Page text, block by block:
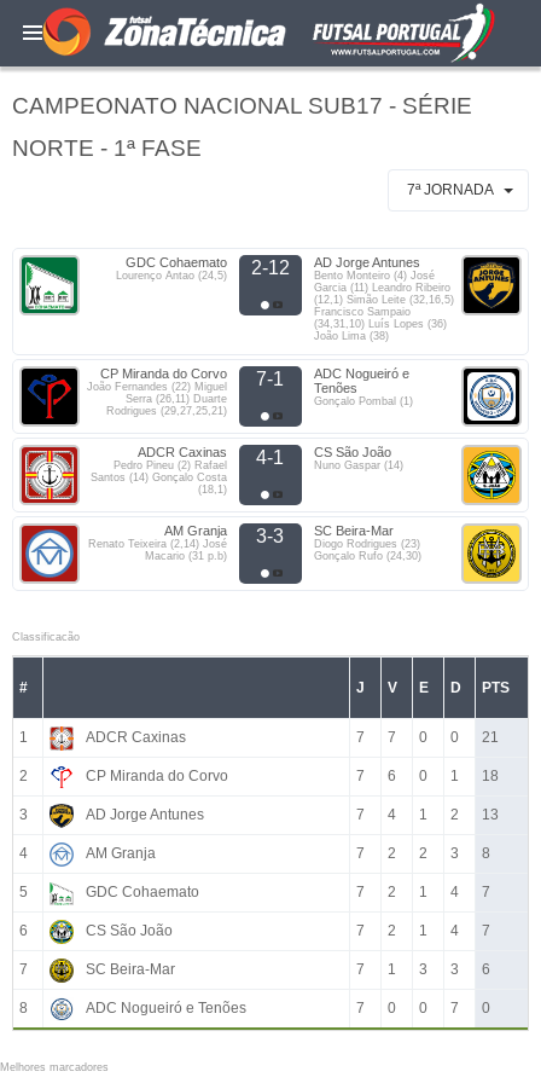
CAMPEONATO NACIONAL SUB17 - SÉRIE
NORTE - 1ª FASE
7ª JORNADA
GDC Cohaemato
Lourenço Antao (24,5) 2-12 AD Jorge Antunes
Bento Monteiro (4) José
Garcia (11) Leandro Ribeiro
(12,1) Simão Leite (32,16,5)
Francisco Sampaio
(34,31,10) Luís Lopes (36)
João Lima (38)
CP Miranda do Corvo
João Fernandes (22) Miguel
Serra (26,11) Duarte
Rodrigues (29,27,25,21)
7-1
ADC Nogueiró e
Tenões
Gonçalo Pombal (1)
ADCR Caxinas
Pedro Pineu (2) Rafael
Santos (14) Gonçalo Costa
(18,1)
4-1 CS São João
Nuno Gaspar (14)
AM Granja
Renato Teixeira (2,14) José
Macario (31 p.b)
3-3 SC Beira-Mar
Diogo Rodrigues (23)
Gonçalo Rufo (24,30)
Classificacão
# J V E D PTS
1 ADCR Caxinas 7 7 0 0 21
2 CP Miranda do Corvo 7 6 0 1 18
3 AD Jorge Antunes 7 4 1 2 13
4 AM Granja 7 2 2 3 8
5 GDC Cohaemato 7 2 1 4 7
6 CS São João 7 2 1 4 7
7 SC Beira-Mar 7 1 3 3 6
8 ADC Nogueiró e Tenões 7 0 0 7 0
Melhores marcadores